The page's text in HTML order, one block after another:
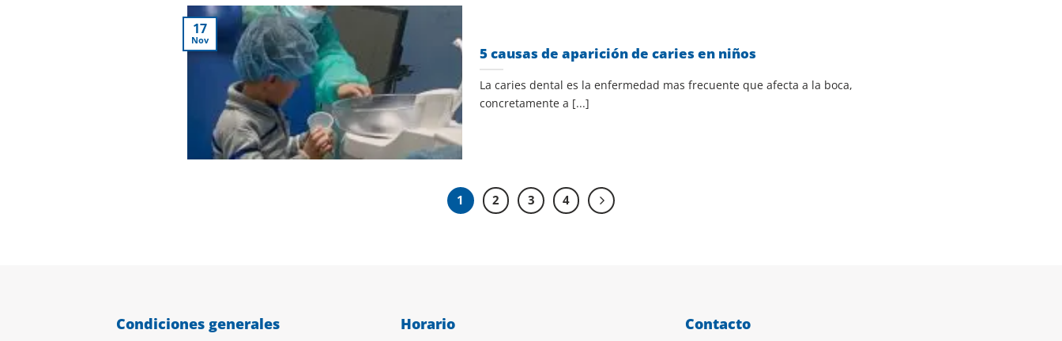
5 causas de aparición de caries en niños
La caries dental es la enfermedad mas frecuente que afecta a la boca,
concretamente a [...]
17
Nov
1 2 3 4
Condiciones generales Horario Contacto